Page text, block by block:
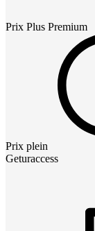
Prix Plus Premium
Prix plein
Geturaccess